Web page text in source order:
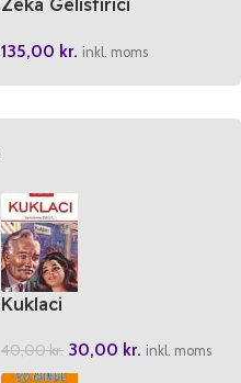
Zeka Gelistirici
Yapistirma Oyunu
135,00 kr. inkl. moms
Kuklaci
40,00kr. 30,00 kr. inkl. moms